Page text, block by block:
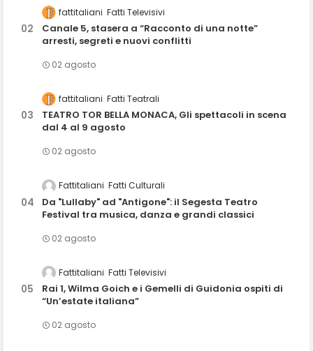
fattitaliani Fatti Televisivi
Canale 5, stasera a “Racconto di una notte”
arresti, segreti e nuovi conflitti
02 agosto
fattitaliani Fatti Teatrali
TEATRO TOR BELLA MONACA, Gli spettacoli in scena
dal 4 al 9 agosto
02 agosto
Fattitaliani Fatti Culturali
Da "Lullaby" ad "Antigone": il Segesta Teatro
Festival tra musica, danza e grandi classici
02 agosto
Fattitaliani Fatti Televisivi
Rai 1, Wilma Goich e i Gemelli di Guidonia ospiti di
“Un’estate italiana”
02 agosto